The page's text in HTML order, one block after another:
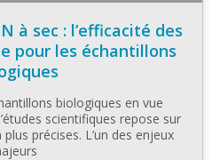
à sec : l’efficacité des
pour les échantillons
biologiques en vue
scientifiques repose sur
précises. L’un des enjeux